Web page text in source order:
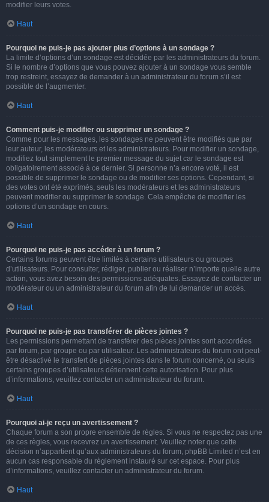
modifier leurs votes.
Haut
Pourquoi ne puis-je pas ajouter plus d’options à un sondage ?
La limite d’options d’un sondage est décidée par les administrateurs du forum.
Si le nombre d’options que vous pouvez ajouter à un sondage vous semble
trop restreint, essayez de demander à un administrateur du forum s’il est
possible de l’augmenter.
Haut
Comment puis-je modifier ou supprimer un sondage ?
Comme pour les messages, les sondages ne peuvent être modifiés que par
leur auteur, les modérateurs et les administrateurs. Pour modifier un sondage,
modifiez tout simplement le premier message du sujet car le sondage est
obligatoirement associé à ce dernier. Si personne n’a encore voté, il est
possible de supprimer le sondage ou de modifier ses options. Cependant, si
des votes ont été exprimés, seuls les modérateurs et les administrateurs
peuvent modifier ou supprimer le sondage. Cela empêche de modifier les
options d’un sondage en cours.
Haut
Pourquoi ne puis-je pas accéder à un forum ?
Certains forums peuvent être limités à certains utilisateurs ou groupes
d’utilisateurs. Pour consulter, rédiger, publier ou réaliser n’importe quelle autre
action, vous avez besoin des permissions adéquates. Essayez de contacter un
modérateur ou un administrateur du forum afin de lui demander un accès.
Haut
Pourquoi ne puis-je pas transférer de pièces jointes ?
Les permissions permettant de transférer des pièces jointes sont accordées
par forum, par groupe ou par utilisateur. Les administrateurs du forum ont peut-
être désactivé le transfert de pièces jointes dans le forum concerné, ou seuls
certains groupes d’utilisateurs détiennent cette autorisation. Pour plus
d’informations, veuillez contacter un administrateur du forum.
Haut
Pourquoi ai-je reçu un avertissement ?
Chaque forum a son propre ensemble de règles. Si vous ne respectez pas une
de ces règles, vous recevrez un avertissement. Veuillez noter que cette
décision n’appartient qu’aux administrateurs du forum, phpBB Limited n’est en
aucun cas responsable du règlement instauré sur cet espace. Pour plus
d’informations, veuillez contacter un administrateur du forum.
Haut